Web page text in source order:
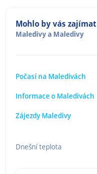
Mohlo by vás zajímat
Maledivya Maledivy
Počasí na Maledivách
Informace o Maledivách
Zájezdy Maledivy
Dnešní teplota